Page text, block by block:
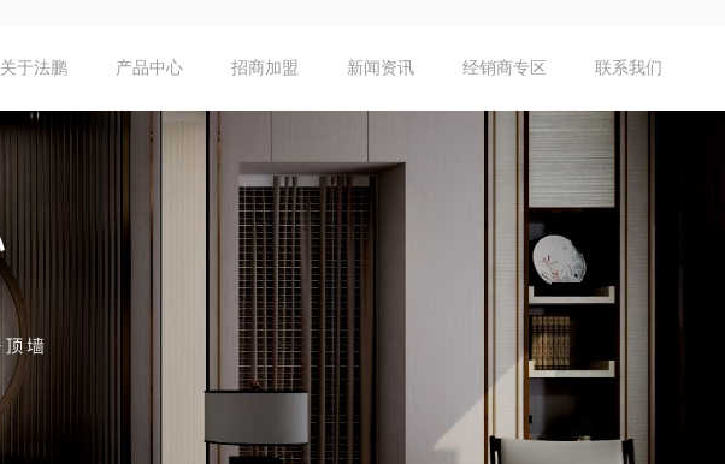
关于法鹏 产品中心 招商加盟 新闻资讯 经销商专区 联系我们